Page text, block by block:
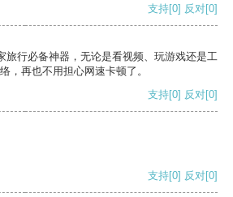
支持[0] 反对[0]
旅行必备神器，无论是看视频、玩游戏还是工
，再也不用担心网速卡顿了。
支持[0] 反对[0]
支持[0] 反对[0]